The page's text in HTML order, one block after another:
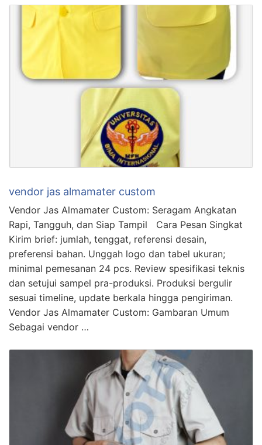
vendor jas almamater custom
Vendor Jas Almamater Custom: Seragam Angkatan
Rapi, Tangguh, dan Siap Tampil Cara Pesan Singkat
Kirim brief: jumlah, tenggat, referensi desain,
preferensi bahan. Unggah logo dan tabel ukuran;
minimal pemesanan 24 pcs. Review spesifikasi teknis
dan setujui sampel pra-produksi. Produksi bergulir
sesuai timeline, update berkala hingga pengiriman.
Vendor Jas Almamater Custom: Gambaran Umum
Sebagai vendor …